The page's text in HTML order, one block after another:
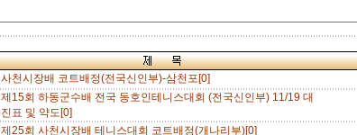
사천시장배 코트배정(전국신인부)-삼천포[0]
제15회 하동군수배 전국 동호인테니스대회 (전국신인부) 11/19 대
진표 및 약도[0]
제25회 사천시장배 테니스대회 코트배정(개나리부)[0]